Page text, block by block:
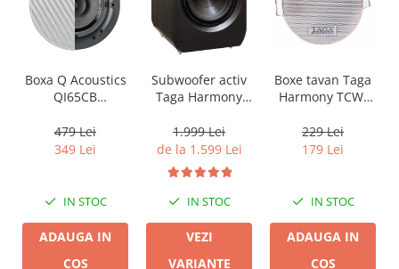
Boxa Q Acoustics
QI65CB
Ceiling (1 buc)
479 Lei
349 Lei
IN STOC
ADAUGA IN
COS
Subwoofer activ
Taga Harmony
v3
1.999 Lei
de la 1.599 Lei
IN STOC
VEZI
VARIANTE
Boxe tavan Taga
Harmony TCW-
229 Lei
179 Lei
IN STOC
ADAUGA IN
COS